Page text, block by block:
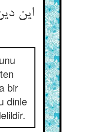
این
bir
dinle